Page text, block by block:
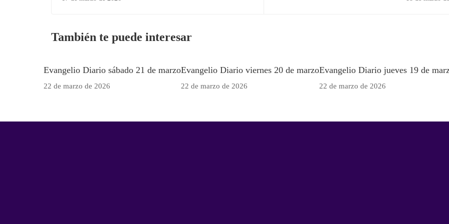
También te puede interesar
Evangelio Diario sábado 21 de marzo
22 de marzo de 2026
Evangelio Diario viernes 20 de marzo
22 de marzo de 2026
Evangelio Diario jueves 19 de
22 de marzo de 2026